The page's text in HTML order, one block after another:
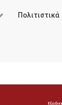
Πολιτιστικά